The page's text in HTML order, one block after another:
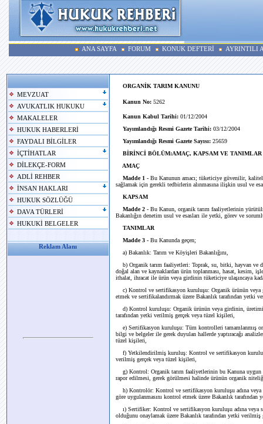
ANA SAYFA FORUM KONUK DEFTERİ AYRINTILI
MEVZUAT
AVUKATLIK HUKUKU
MAKALELER
HUKUK HABERLERİ
FAYDALI BİLGİLER
İÇTİHATLAR
DİLEKÇE-FORM
ADLİ REHBER
İNSAN HAKLARI
HUKUK SÖZLÜĞÜ
DAVA TÜRLERİ
HUKUKİ BELGELER
Reklam Alanı
ORGANİK TARIM KANUNU
Kanun No: 5262
Kanun Kabul Tarihi: 01/12/2004
Yayımlandığı Resmi Gazete Tarihi: 03/12/2004
Yayımlandığı Resmi Gazete Sayısı: 25659
BİRİNCİ BÖLÜM:AMAÇ, KAPSAM VE TANIMLAR
AMAÇ
Madde 1 - Bu Kanunun amacı; tüketiciye güvenilir,
sağlamak için gerekli tedbirlerin alınmasına ilişkin usul ve
KAPSAM
Madde 2 - Bu Kanun, organik tarım faaliyetlerinin
Bakanlığın denetim usul ve esasları ile yetki, görev ve
TANIMLAR
Madde 3 - Bu Kanunda geçen;
a) Bakanlık: Tarım ve Köyişleri Bakanlığını,
b) Organik tarım faaliyetleri: Toprak, su, bitki, hayvan ve
doğal alan ve kaynaklardan ürün toplanması, hasat, kesim,
ithalat, ihracat ile ürün veya girdinin tüketiciye ulaşıncaya
c) Kontrol ve sertifikasyon kuruluşu: Organik ürünün veya
etmek ve sertifikalandırmak üzere Bakanlık tarafından yetki
d) Kontrol kuruluşu: Organik ürünün veya girdinin,
tarafından yetki verilmiş gerçek veya tüzel kişileri,
e) Sertifikasyon kuruluşu: Tüm kontrolleri tamamlanmış
bilgi ve belgeler ile gerek duyulan hallerde yaptıracağı
tüzel kişileri,
f) Yetkilendirilmiş kuruluş: Kontrol ve sertifikasyon
verilmiş gerçek veya tüzel kişileri,
g) Kontrol: Organik tarım faaliyetlerinin bu Kanuna uygun
rapor edilmesi, gerek görülmesi halinde ürünün organik
h) Kontrolör: Kontrol ve sertifikasyon kuruluşu adına veya
göre uygulanmasını kontrol etmek üzere Bakanlık
ı) Sertifiker: Kontrol ve sertifikasyon kuruluşu adına veya
olduğunu onaylamak üzere Bakanlık tarafından yetki